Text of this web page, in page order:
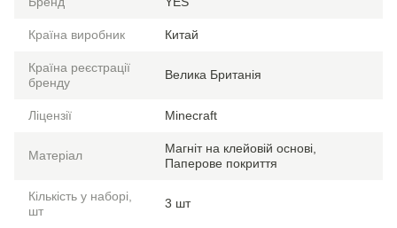
Країна виробник Китай
Країна реєстрації
бренду
Велика Британія
Ліцензії Minecraft
Матеріал
Магніт на клейовій основі,
Паперове покриття
Кількість у наборі,
шт
3 шт